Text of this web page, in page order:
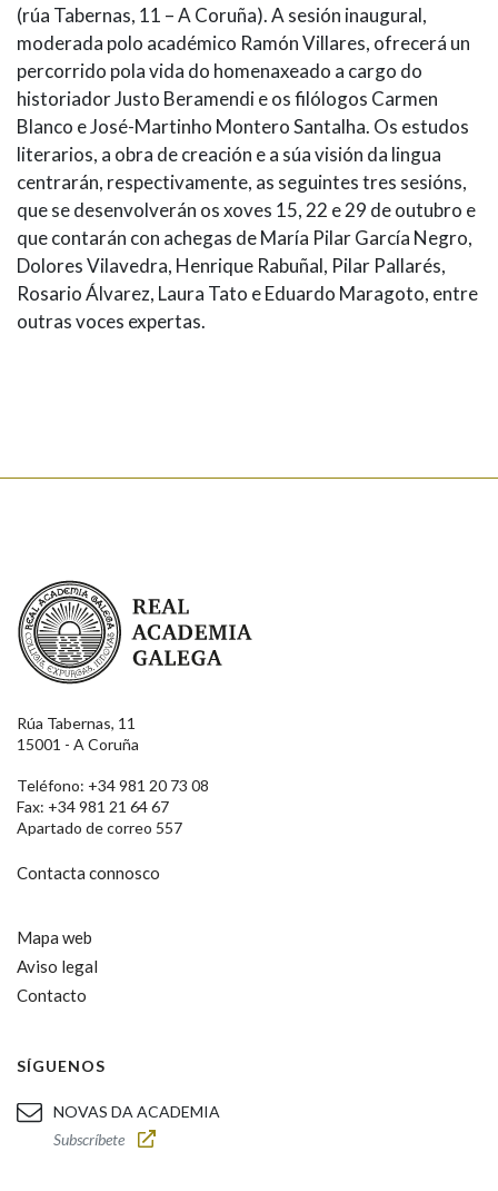
(rúa Tabernas, 11 – A Coruña). A sesión inaugural,
moderada polo académico Ramón Villares, ofrecerá un
percorrido pola vida do homenaxeado a cargo do
historiador Justo Beramendi e os filólogos Carmen
Blanco e José-Martinho Montero Santalha. Os estudos
literarios, a obra de creación e a súa visión da lingua
centrarán, respectivamente, as seguintes tres sesións,
que se desenvolverán os xoves 15, 22 e 29 de outubro e
que contarán con achegas de María Pilar García Negro,
Dolores Vilavedra, Henrique Rabuñal, Pilar Pallarés,
Rosario Álvarez, Laura Tato e Eduardo Maragoto, entre
outras voces expertas.
Real Academia Galega
Rúa Tabernas, 11
15001 - A Coruña
Teléfono: +34 981 20 73 08
Fax: +34 981 21 64 67
Apartado de correo 557
Contacta connosco
Mapa web
Aviso legal
Contacto
SÍGUENOS
NOVAS DA ACADEMIA
Subscríbete